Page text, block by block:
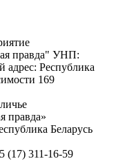
правда" УНП:
Республика
169
правда»
Беларусь
(17) 311-16-59